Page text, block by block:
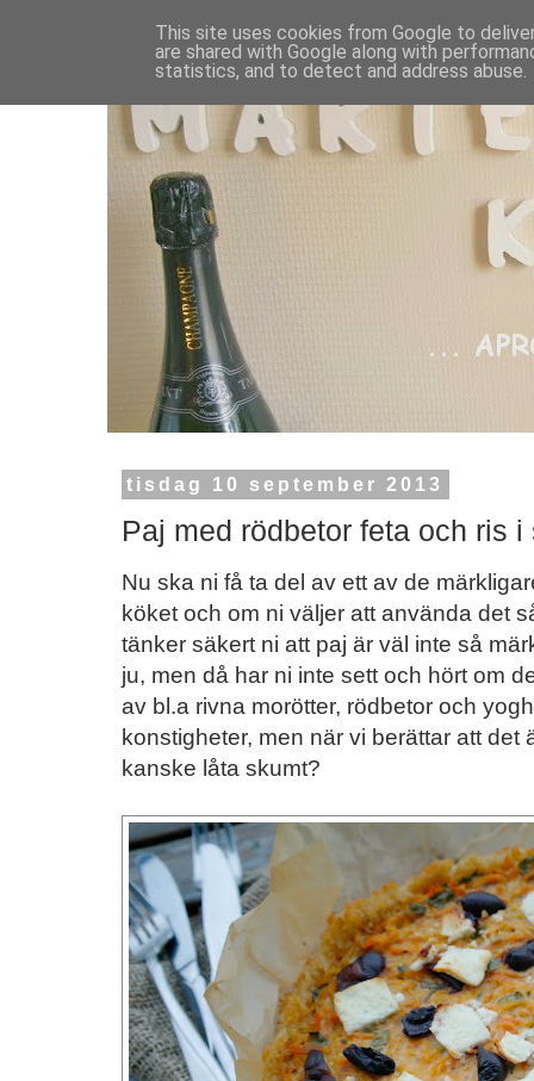
tisdag 10 september 2013
Paj med rödbetor feta och ris i
Nu ska ni få ta del av ett av de
köket och om ni väljer att använda det
tänker säkert ni att paj är väl inte så
ju, men då har ni inte sett och hört om
av bl.a rivna morötter, rödbetor och
konstigheter, men när vi berättar att
kanske låta skumt?
This site uses cookies from Google to
are shared with Google along with
statistics, and to detect and address abuse.